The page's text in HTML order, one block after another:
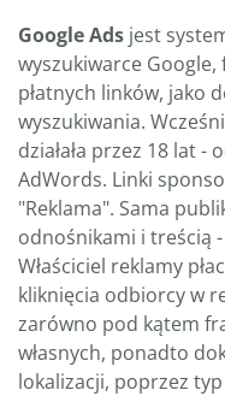
Google Ads jest
wyszukiwarce
płatnych linków, jako
wyszukiwania.
działała przez 18 lat
AdWords. Linki
"Reklama". Sama
odnośnikami i treścią
Właściciel reklamy
kliknięcia odbiorcy w
zarówno pod kątem
własnych, ponadto
lokalizacji, poprzez